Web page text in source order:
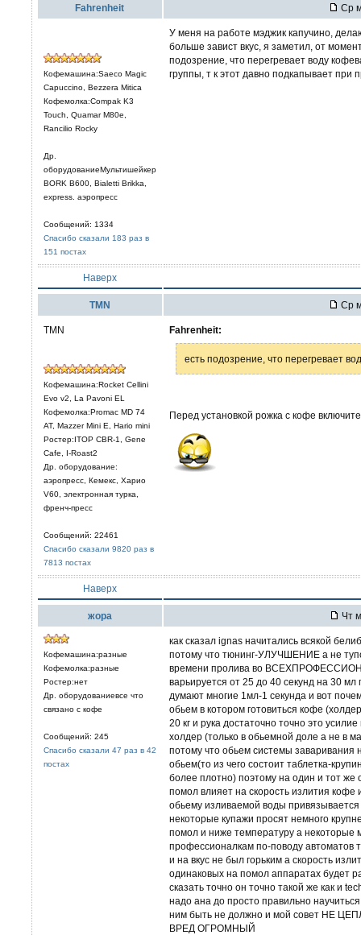
Fahrenheit Ср
Кофемашина:Saeco Magic
Capuccino, Bezzera Mitica
Кофемолка:Compak K3
Touch, Quamar M80e,
Rancilio Rocky
Др.
оборудованиеМультишейкер
BORK B600, Bialetti Brikka,
express. аэропресс
Сообщений: 1334
Спасибо сказали 183 раз в
151 постах
У меня на работе мэджик капучино,
больше завист вкус, я заметил, от
подозрение, что перегревает воду
группы, т к этот давно подкапывает при
Наверх
TMN Ср
TMN
Кофемашина:Rocket Cellini
Evo v2, La Pavoni EL
Кофемолка:Promac MD 74
AT, Mazzer Mini E, Hario mini
Ростер:ITOP CBR-1, Gene
Cafe, I-Roast2
Др. оборудование:
аэропресс, Кемекс, Харио
V60, электронная турка,
френч-пресс
Сообщений: 22461
Спасибо сказали 9820 раз в
7813 постах
Fahrenheit:
есть подозрение, что перегревает
Перед установкой рожка с кофе
Наверх
жора Чт
Кофемашина:разные
Кофемолка:разные
Ростер:нет
Др. оборудованиевсе что
связано с кофе
Сообщений: 245
Спасибо сказали 47 раз в 42
постах
как сказал ignas начитались всякой
потому что тюнинг-УЛУЧШЕНИЕ а не
времени пролива во
варьируется от 25 до 40 секунд на 30
думают многие 1мл-1 секунда и вот
обьем в котором готовиться кофе
20 кг и рука достаточно точно это
холдер (только в обьемной доле а не в
потому что обьем системы
обьем(то из чего состоит таблетка-
более плотно) поэтому на один и тот
помол влияет на скорость излития кофе
обьему изливаемой воды привязывается
некоторые купажи просят немного
помол и ниже температуру а некоторые
профессионалкам по-поводу автоматов
и на вкус не был горьким а скорость
одинаковых на помол аппаратах будет
сказать точно он точно такой же как и
надо ана до просто правильно
ним быть не должно и мой совет НЕ
ВРЕД ОГРОМНЫЙ